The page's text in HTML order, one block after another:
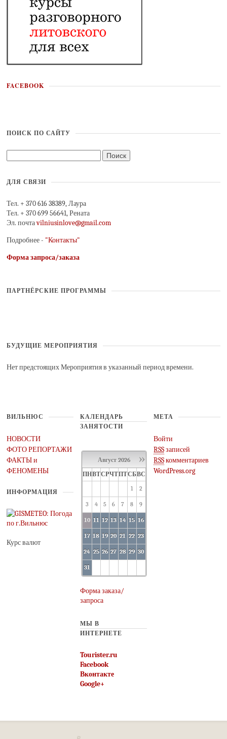
FACEBOOK
ПОИСК ПО САЙТУ
ДЛЯ СВЯЗИ
Тел. + 370 616 38389, Лаура
Тел. + 370 699 56641, Рената
Эл. почтаvilniusinlove@gmail.com
Подробнее - "Контакты"
Форма запроса/заказа
ПАРТНЁРСКИЕ ПРОГРАММЫ
БУДУЩИЕ МЕРОПРИЯТИЯ
Нет предстоящих Мероприятия в указанный период времени.
ВИЛЬНЮС
НОВОСТИ
ФОТО РЕПОРТАЖИ
ФАКТЫ и
ФЕНОМЕНЫ
ИНФОРМАЦИЯ
Курс валют
КАЛЕНДАРЬ
ЗАНЯТОСТИ
»
Август 2026
ПНВТСРЧТПТСБВС
1
2
3 4 5 6 7 8 9
10 11 12 13 14 15 16
17 18 19 20 21 22 23
24 25 26 27 28 29 30
31
Форма заказа/
запроса
МЫ В
ИНТЕРНЕТЕ
Tourister.ru
Facebook
Вконтакте
Google+
МЕТА
Войти
RSSзаписей
RSSкомментариев
WordPress.org